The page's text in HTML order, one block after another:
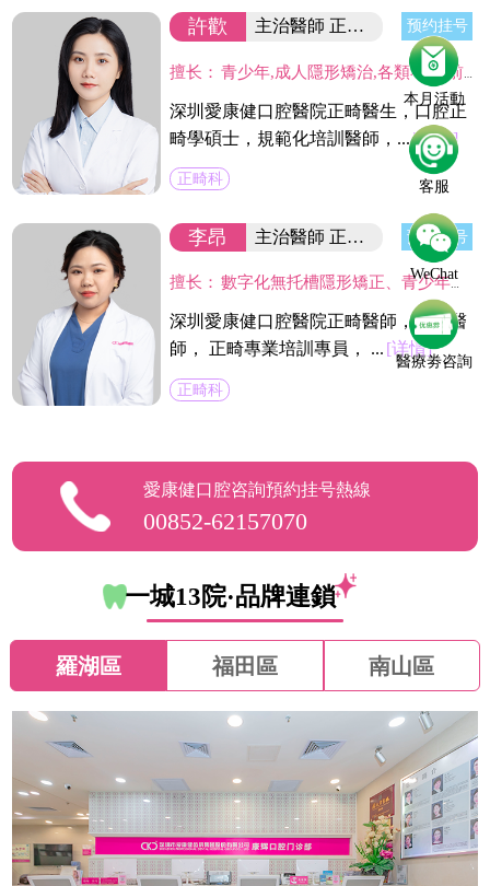
本月活動
客服
WeChat
醫療劵咨詢
許歡 主治醫師 正畸學碩士 预约挂号
擅长： 青少年,成人隱形矯治,各類不齊,前突,反頜等牙性,頜骨性的錯頜畸形,關註上呼吸道和口腔不良習慣與矯治的關系,全面設計把控美容美學,肌肉功能和牙齒咬合統一和諧。
深圳愛康健口腔醫院正畸醫生，口腔正
畸學碩士，規範化培訓醫師，...[详情]
正畸科
李昂 主治醫師 正畸學碩士 预约挂号
擅长： 數字化無托槽隱形矯正、青少年早期矯正、個性化舌側矯正及Insignia數字化精準高效唇側矯正。
深圳愛康健口腔醫院正畸醫師，主治醫
師， 正畸專業培訓專員， ... [详情]
正畸科
愛康健口腔咨詢預約挂号熱線
00852-62157070
一城13院·品牌連鎖
羅湖區 福田區 南山區